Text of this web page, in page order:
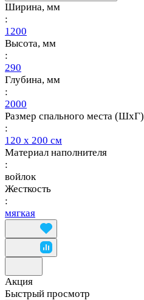
Ширина, мм
:
1200
Высота, мм
:
290
Глубина, мм
:
2000
Размер спального места (ШхГ)
:
120 х 200 см
Материал наполнителя
:
войлок
Жесткость
:
мягкая
Акция
Быстрый просмотр